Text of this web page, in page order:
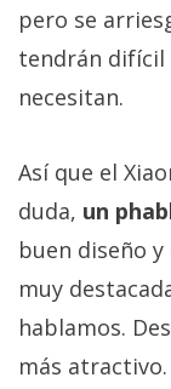
pero se
tendrán difícil
necesitan.
Así que el
duda, un
buen diseño
muy
hablamos.
más atractivo.